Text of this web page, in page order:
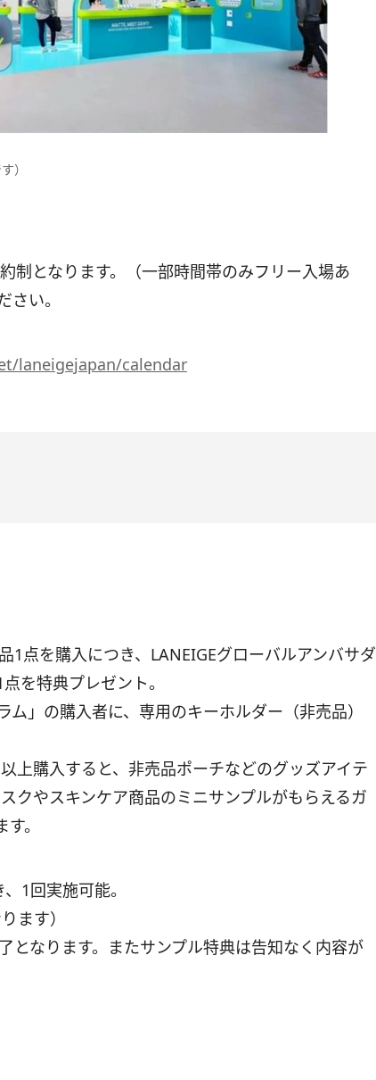
）
制となります。（一部時間帯のみフリー入場あ
さい。
laneigejapan/calendar
1点を購入につき、LANEIGEグローバルアンバサダ
を特典プレゼント。
ム」の購入者に、専用のキーホルダー（非売品）
上購入すると、非売品ポーチなどのグッズアイテ
クやスキンケア商品のミニサンプルがもらえるガ
。
1回実施可能。
ます）
となります。またサンプル特典は告知なく内容が